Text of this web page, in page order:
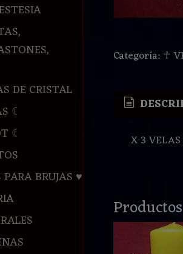
DE CRISTAL
☾
☾
BRUJAS ♥
Categoría: ☥
X 3